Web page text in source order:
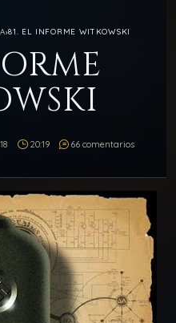
›81. EL INFORME WITKOWSKI
20:19 66 comentarios